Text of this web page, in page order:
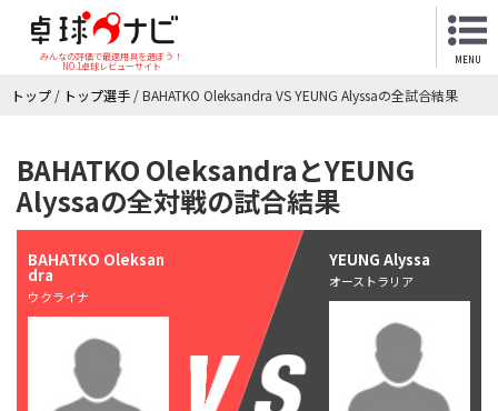
みんなの評価で最適用具を選ぼう！
NO.1卓球レビューサイト
MENU
トップ / トップ選手 /BAHATKO Oleksandra VS YEUNG Alyssaの全試合結果
BAHATKO OleksandraとYEUNG
Alyssaの全対戦の試合結果
BAHATKO Oleksan
dra
ウクライナ
YEUNG Alyssa
オーストラリア